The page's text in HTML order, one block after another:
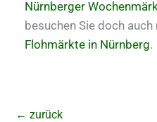
Nürnberger
besuchen Sie doch auch
Flohmärkte in Nürnberg.
← zurück